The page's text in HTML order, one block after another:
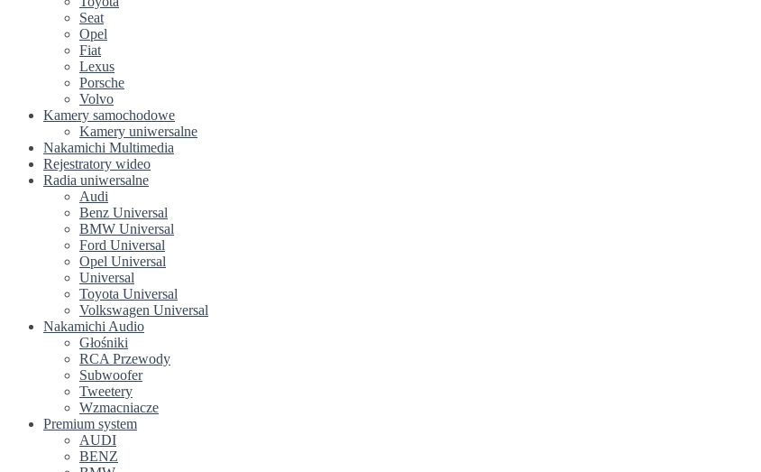
Seat
Opel
Fiat
Lexus
Porsche
Volvo
Kamery samochodowe
Kamery uniwersalne
Nakamichi Multimedia
Rejestratory wideo
Radia uniwersalne
Audi
Benz Universal
BMW Universal
Ford Universal
Opel Universal
Universal
Toyota Universal
Volkswagen Universal
Nakamichi Audio
Głośniki
RCA Przewody
Subwoofer
Tweetery
Wzmacniacze
Premium system
AUDI
BENZ